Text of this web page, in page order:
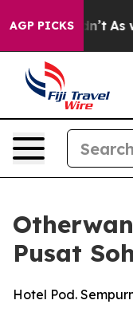
AGP PICKSAs war With
Pusat
Hotel Pod.